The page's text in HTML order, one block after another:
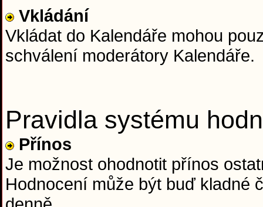
Vkládání
Vkládat do Kalendáře mohou
schválení moderátory Kalendáře.
Pravidla systému
Přínos
Je možnost ohodnotit přínos
Hodnocení může být buď kladné